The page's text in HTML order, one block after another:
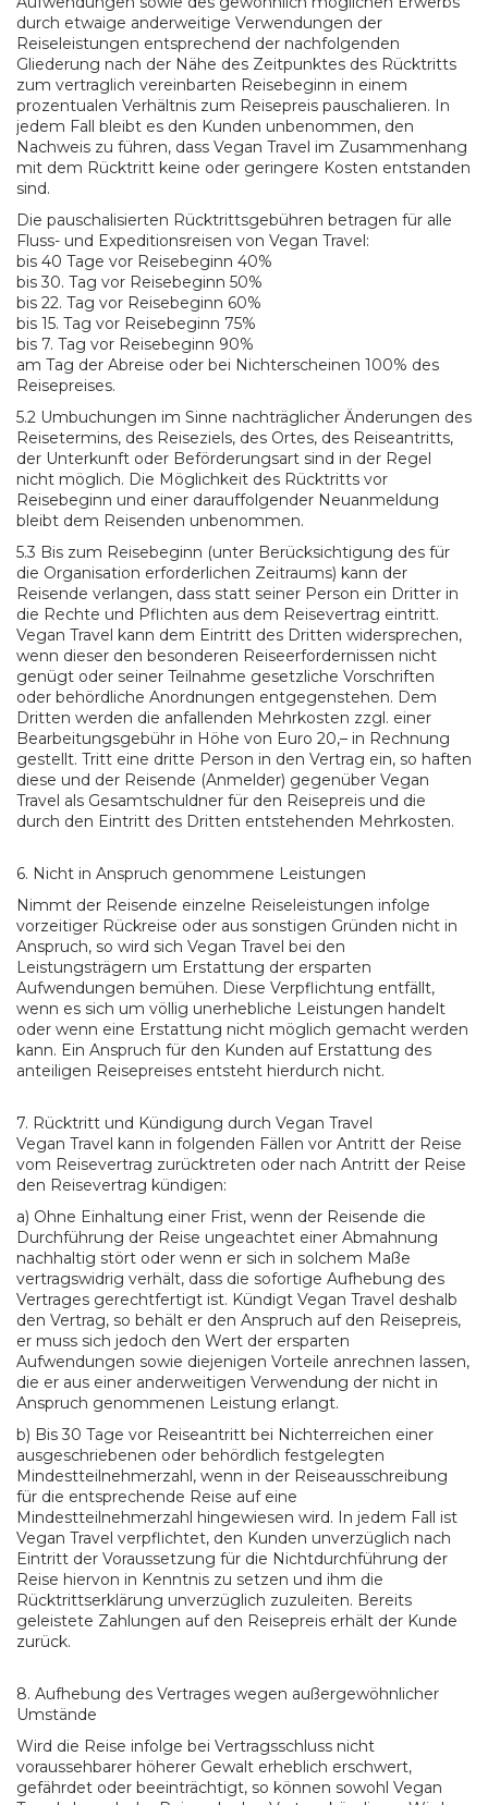
durch etwaige anderweitige Verwendungen der
Reiseleistungen entsprechend der nachfolgenden
Gliederung nach der Nähe des Zeitpunktes des Rücktritts
zum vertraglich vereinbarten Reisebeginn in einem
prozentualen Verhältnis zum Reisepreis pauschalieren. In
jedem Fall bleibt es den Kunden unbenommen, den
Nachweis zu führen, dass Vegan Travel im Zusammenhang
mit dem Rücktritt keine oder geringere Kosten entstanden
sind.
Die pauschalisierten Rücktrittsgebühren betragen für alle
Fluss- und Expeditionsreisen von Vegan Travel:
bis 40 Tage vor Reisebeginn 40%
bis 30. Tag vor Reisebeginn 50%
bis 22. Tag vor Reisebeginn 60%
bis 15. Tag vor Reisebeginn 75%
bis 7. Tag vor Reisebeginn 90%
am Tag der Abreise oder bei Nichterscheinen 100% des
Reisepreises.
5.2 Umbuchungen im Sinne nachträglicher Änderungen des
Reisetermins, des Reiseziels, des Ortes, des Reiseantritts,
der Unterkunft oder Beförderungsart sind in der Regel
nicht möglich. Die Möglichkeit des Rücktritts vor
Reisebeginn und einer darauffolgender Neuanmeldung
bleibt dem Reisenden unbenommen.
5.3 Bis zum Reisebeginn (unter Berücksichtigung des für
die Organisation erforderlichen Zeitraums) kann der
Reisende verlangen, dass statt seiner Person ein Dritter in
die Rechte und Pflichten aus dem Reisevertrag eintritt.
Vegan Travel kann dem Eintritt des Dritten widersprechen,
wenn dieser den besonderen Reiseerfordernissen nicht
genügt oder seiner Teilnahme gesetzliche Vorschriften
oder behördliche Anordnungen entgegenstehen. Dem
Dritten werden die anfallenden Mehrkosten zzgl. einer
Bearbeitungsgebühr in Höhe von Euro 20,– in Rechnung
gestellt. Tritt eine dritte Person in den Vertrag ein, so haften
diese und der Reisende (Anmelder) gegenüber Vegan
Travel als Gesamtschuldner für den Reisepreis und die
durch den Eintritt des Dritten entstehenden Mehrkosten.
6. Nicht in Anspruch genommene Leistungen
Nimmt der Reisende einzelne Reiseleistungen infolge
vorzeitiger Rückreise oder aus sonstigen Gründen nicht in
Anspruch, so wird sich Vegan Travel bei den
Leistungsträgern um Erstattung der ersparten
Aufwendungen bemühen. Diese Verpflichtung entfällt,
wenn es sich um völlig unerhebliche Leistungen handelt
oder wenn eine Erstattung nicht möglich gemacht werden
kann. Ein Anspruch für den Kunden auf Erstattung des
anteiligen Reisepreises entsteht hierdurch nicht.
7. Rücktritt und Kündigung durch Vegan Travel
Vegan Travel kann in folgenden Fällen vor Antritt der Reise
vom Reisevertrag zurücktreten oder nach Antritt der Reise
den Reisevertrag kündigen:
a) Ohne Einhaltung einer Frist, wenn der Reisende die
Durchführung der Reise ungeachtet einer Abmahnung
nachhaltig stört oder wenn er sich in solchem Maße
vertragswidrig verhält, dass die sofortige Aufhebung des
Vertrages gerechtfertigt ist. Kündigt Vegan Travel deshalb
den Vertrag, so behält er den Anspruch auf den Reisepreis,
er muss sich jedoch den Wert der ersparten
Aufwendungen sowie diejenigen Vorteile anrechnen lassen,
die er aus einer anderweitigen Verwendung der nicht in
Anspruch genommenen Leistung erlangt.
b) Bis 30 Tage vor Reiseantritt bei Nichterreichen einer
ausgeschriebenen oder behördlich festgelegten
Mindestteilnehmerzahl, wenn in der Reiseausschreibung
für die entsprechende Reise auf eine
Mindestteilnehmerzahl hingewiesen wird. In jedem Fall ist
Vegan Travel verpflichtet, den Kunden unverzüglich nach
Eintritt der Voraussetzung für die Nichtdurchführung der
Reise hiervon in Kenntnis zu setzen und ihm die
Rücktrittserklärung unverzüglich zuzuleiten. Bereits
geleistete Zahlungen auf den Reisepreis erhält der Kunde
zurück.
8. Aufhebung des Vertrages wegen außergewöhnlicher
Umstände
Wird die Reise infolge bei Vertragsschluss nicht
voraussehbarer höherer Gewalt erheblich erschwert,
gefährdet oder beeinträchtigt, so können sowohl Vegan